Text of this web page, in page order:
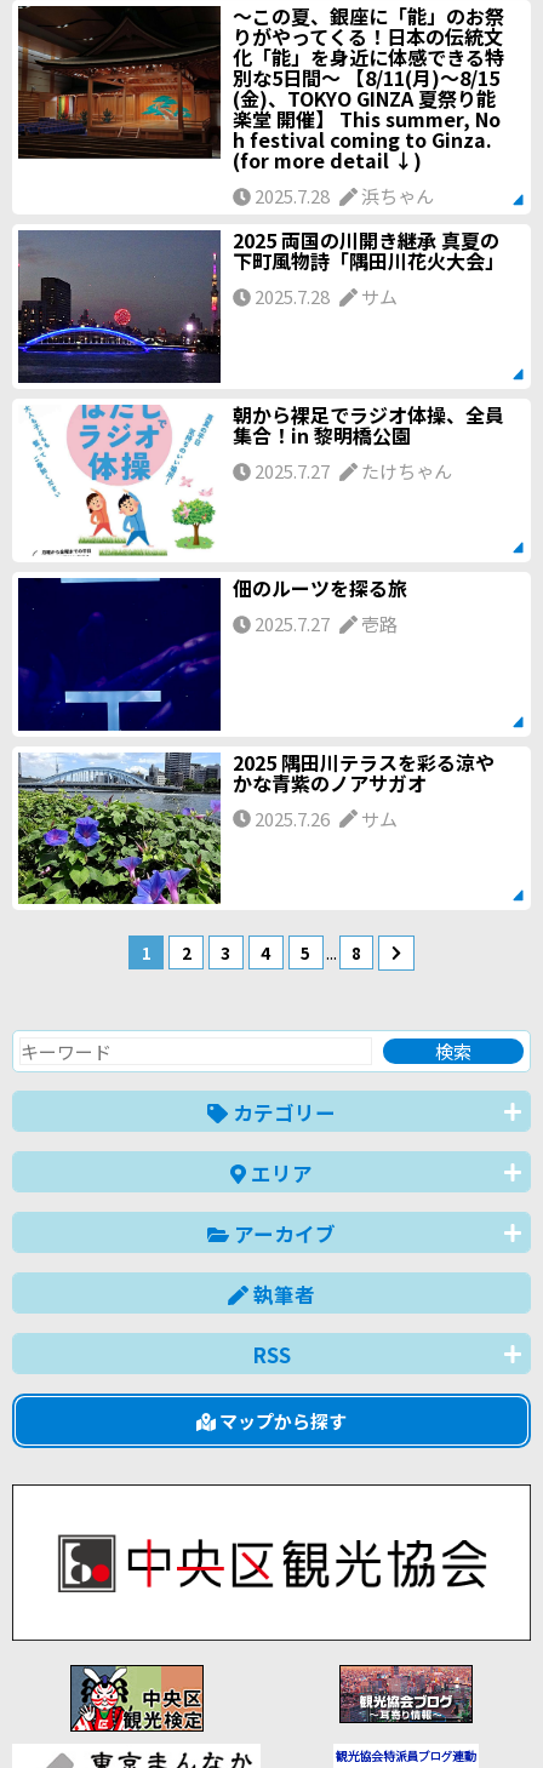
～この夏、銀座に「能」のお祭
りがやってくる！日本の伝統文
化「能」を身近に体感できる特
別な5日間～ 【8/11(月)～8/15
(金)、TOKYO GINZA 夏祭り能
楽堂 開催】 This summer, No
h festival coming to Ginza.
(for more detail ↓)
2025.7.28 浜ちゃん
2025 両国の川開き継承 真夏の
下町風物詩「隅田川花火大会」
2025.7.28 サム
朝から裸足でラジオ体操、全員
集合！in 黎明橋公園
2025.7.27 たけちゃん
佃のルーツを探る旅
2025.7.27 壱路
2025 隅田川テラスを彩る涼や
かな青紫のノアサガオ
2025.7.26 サム
1 2 3 4 5 ... 8
カテゴリー
エリア
アーカイブ
執筆者
RSS
マップから探す